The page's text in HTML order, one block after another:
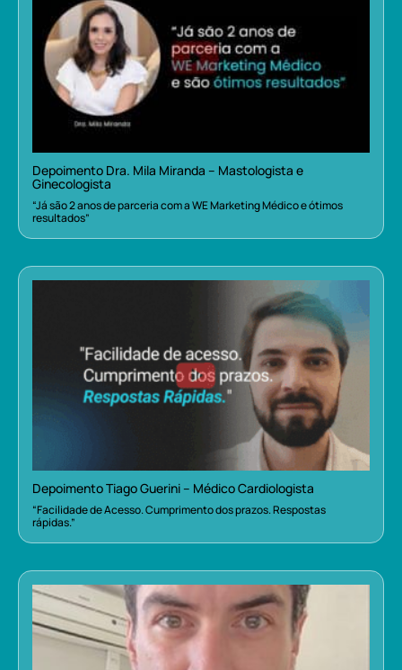
Depoimento Dra. Mila Miranda – Mastologista e
Ginecologista
“Já são 2 anos de parceria com a WE Marketing Médico e ótimos
resultados”
Depoimento Tiago Guerini – Médico Cardiologista
“Facilidade de Acesso. Cumprimento dos prazos. Respostas
rápidas.”